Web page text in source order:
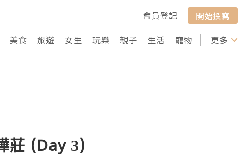
會員登記
開始撰寫
美食 旅遊 女生 玩樂 親子 生活 寵物 行山 打卡
更多
莊 (Day 3)